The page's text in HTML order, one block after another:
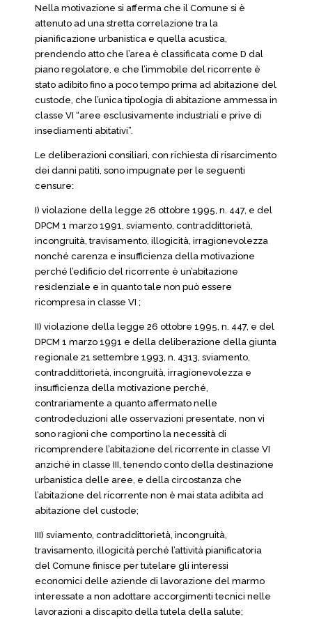
Nella motivazione si afferma che il Comune si è
attenuto ad una stretta correlazione tra la
pianificazione urbanistica e quella acustica,
prendendo atto che l’area è classificata come D dal
piano regolatore, e che l’immobile del ricorrente è
stato adibito fino a poco tempo prima ad abitazione del
custode, che l’unica tipologia di abitazione ammessa in
classe VI “aree esclusivamente industriali e prive di
insediamenti abitativi”.
Le deliberazioni consiliari, con richiesta di risarcimento
dei danni patiti, sono impugnate per le seguenti
censure:
I) violazione della legge 26 ottobre 1995, n. 447, e del
DPCM 1 marzo 1991, sviamento, contraddittorietà,
incongruità, travisamento, illogicità, irragionevolezza
nonché carenza e insufficienza della motivazione
perché l’edificio del ricorrente è un’abitazione
residenziale e in quanto tale non può essere
ricompresa in classe VI ;
II) violazione della legge 26 ottobre 1995, n. 447, e del
DPCM 1 marzo 1991 e della deliberazione della giunta
regionale 21 settembre 1993, n. 4313, sviamento,
contraddittorietà, incongruità, irragionevolezza e
insufficienza della motivazione perché,
contrariamente a quanto affermato nelle
controdeduzioni alle osservazioni presentate, non vi
sono ragioni che comportino la necessità di
ricomprendere l’abitazione del ricorrente in classe VI
anziché in classe III, tenendo conto della destinazione
urbanistica delle aree, e della circostanza che
l’abitazione del ricorrente non è mai stata adibita ad
abitazione del custode;
III) sviamento, contraddittorietà, incongruità,
travisamento, illogicità perché l’attività pianificatoria
del Comune finisce per tutelare gli interessi
economici delle aziende di lavorazione del marmo
interessate a non adottare accorgimenti tecnici nelle
lavorazioni a discapito della tutela della salute;